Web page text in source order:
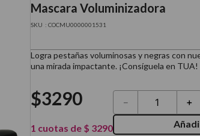
Mascara Voluminizadora
: COCMU0000001531
Logra pestañas voluminosas y negras con
una mirada impactante. ¡Consíguela en TUA!
$3290
1 cuotas de $ 3290
＋
－